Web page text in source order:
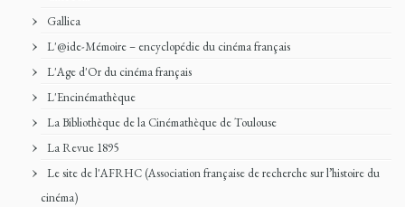
Gallica
L'@ide-Mémoire – encyclopédie du cinéma français
L'Age d'Or du cinéma français
L'Encinémathèque
La Bibliothèque de la Cinémathèque de Toulouse
La Revue 1895
Le site de l'AFRHC (Association française de recherche sur l’histoire du
cinéma)